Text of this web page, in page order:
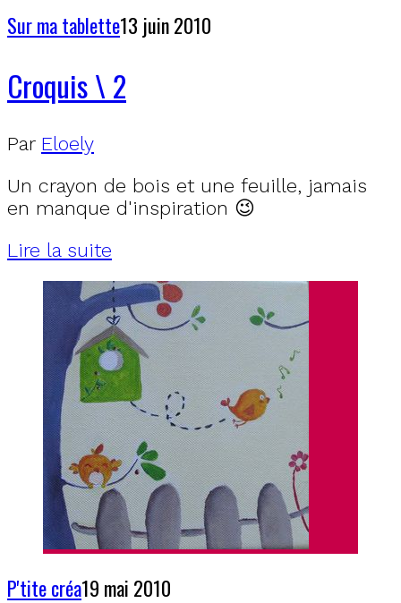
Sur ma tablette13 juin 2010
Croquis \ 2
Par Eloely
Un crayon de bois et une feuille, jamais
en manque d'inspiration 😉
Lire la suite
P'tite créa19 mai 2010